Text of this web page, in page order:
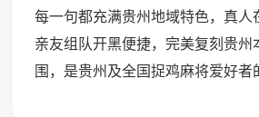
每一句都充满贵州地域特色，真人
亲友组队开黑便捷，完美复刻贵州
围，是贵州及全国捉鸡麻将爱好者